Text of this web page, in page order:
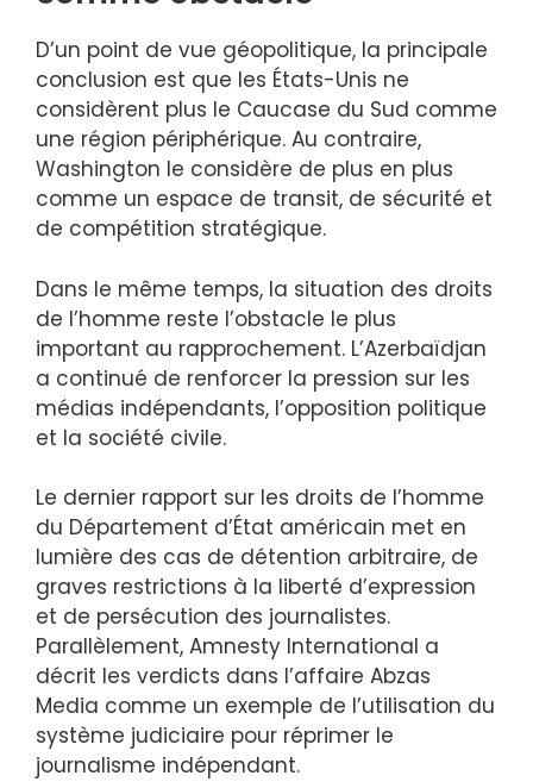
D’un point de vue géopolitique, la principale
conclusion est que les États-Unis ne
considèrent plus le Caucase du Sud comme
une région périphérique. Au contraire,
Washington le considère de plus en plus
comme un espace de transit, de sécurité et
de compétition stratégique.
Dans le même temps, la situation des droits
de l’homme reste l’obstacle le plus
important au rapprochement. L’Azerbaïdjan
a continué de renforcer la pression sur les
médias indépendants, l’opposition politique
et la société civile.
Le dernier rapport sur les droits de l’homme
du Département d’État américain met en
lumière des cas de détention arbitraire, de
graves restrictions à la liberté d’expression
et de persécution des journalistes.
Parallèlement, Amnesty International a
décrit les verdicts dans l’affaire Abzas
Media comme un exemple de l’utilisation du
système judiciaire pour réprimer le
journalisme indépendant.